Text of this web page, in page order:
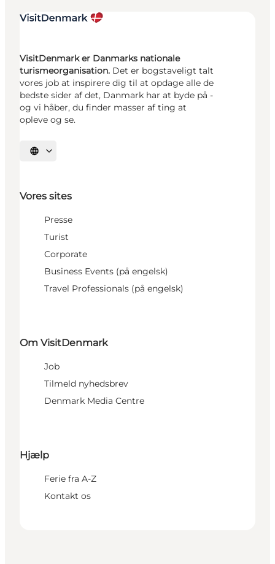
VisitDenmark er Danmarks nationale
turismeorganisation. Det er bogstaveligt talt
vores job at inspirere dig til at opdage alle de
bedste sider af det, Danmark har at byde på -
og vi håber, du finder masser af ting at
opleve og se.
Vælg sprog
Vores sites
Presse
Turist
Corporate
Business Events (på engelsk)
Travel Professionals (på engelsk)
Om VisitDenmark
Job
Tilmeld nyhedsbrev
Denmark Media Centre
Hjælp
Ferie fra A-Z
Kontakt os